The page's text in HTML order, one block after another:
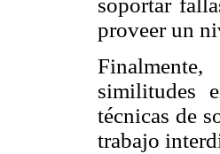
soportar
proveer un
similitudes
técnicas de
trabajo